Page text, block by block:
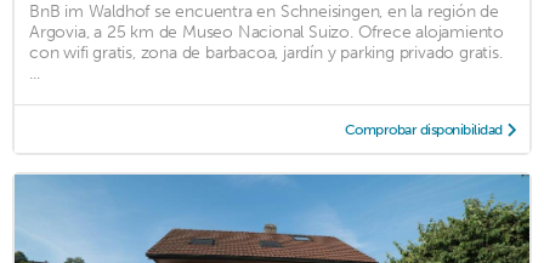
BnB im Waldhof se encuentra en Schneisingen, en la región de
Argovia, a 25 km de Museo Nacional Suizo. Ofrece alojamiento
con wifi gratis, zona de barbacoa, jardín y parking privado gratis.
...
Comprobar disponibilidad